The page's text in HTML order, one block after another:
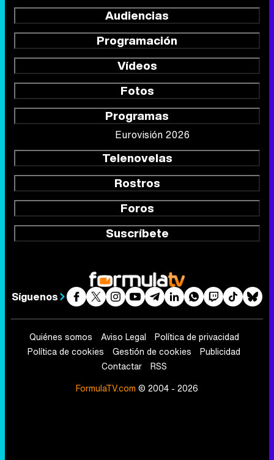
Audiencias
Programación
Vídeos
Fotos
Programas
Eurovisión 2026
Telenovelas
Rostros
Foros
Suscríbete
Síguenos
Quiénes somos Aviso Legal
Política de privacidad
Política de cookies
Gestión de cookies
Publicidad
Contactar
RSS
FormulaTV.com © 2004 - 2026